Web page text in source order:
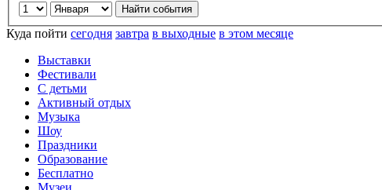
Куда пойти сегодня завтра в выходные в этом месяце
Выставки
Фестивали
С детьми
Активный отдых
Музыка
Шоу
Праздники
Образование
Бесплатно
Музеи